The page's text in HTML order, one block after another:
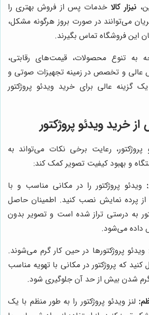
نیزار کالاخدمات پس از فروش بهتری را
می‌توانند در صورت بروز هرگونه مشکل،
این فروشگاه تماس بگیرند.
به تنوع محصولات، قیمت‌های رقابتی،
و تخصص در زمینه تجهیزات صوتی و
یک گزینه عالی برای خرید ویدئو پروژکتور
خرید ویدئو پروژکتور
رعایت برخی نکات می‌تواند به
و بهبود کیفیت تصویر کمک کند:
ویدئو پروژکتور را در مکانی مناسب و با
پرده نمایش نصب کنید. اطمینان حاصل
به درستی تراز شده است و تصویر بدون
داده می‌شود.
ویدئو پروژکتورها در حین کار گرم می‌شوند.
که پروژکتور در مکانی با تهویه مناسب
گرم شدن بیش از حد آن جلوگیری شود.
لنز ویدئو پروژکتور را به طور منظم با یک